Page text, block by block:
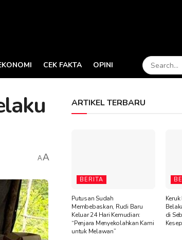
CEK FAKTA OPINI
AA
ARTIKEL TERBARU
BERITA
Putusan Sudah
Membebaskan, Rudi Baru
Keluar 24 Hari Kemudian:
“Penjara Menyekolahkan Kami
untuk Melawan”
di